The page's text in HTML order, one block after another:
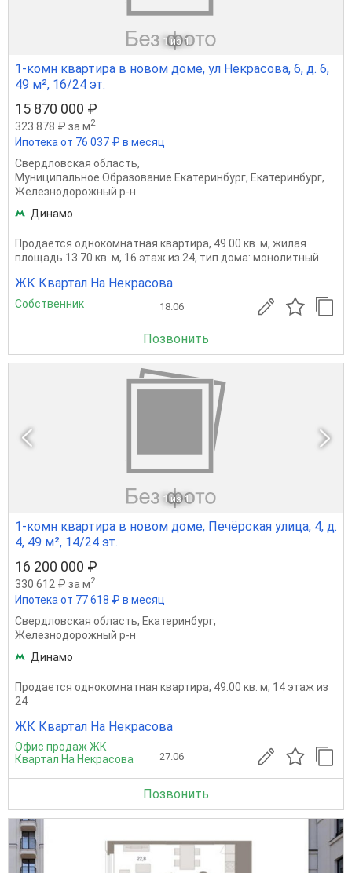
1 из 1
1-комн квартира в новом доме, ул Некрасова, 6, д. 6,
49 м², 16/24 эт.
15 870 000 ₽
323 878 ₽ за м2
Ипотека от 76 037 ₽ в месяц
Свердловская область,
Муниципальное Образование Екатеринбург, Екатеринбург,
Железнодорожный р-н
Динамо
Продается однокомнатная квартира, 49.00 кв. м, жилая
площадь 13.70 кв. м, 16 этаж из 24, тип дома: монолитный
ЖК Квартал На Некрасова
Собственник 18.06
Позвонить
1 из 1
1-комн квартира в новом доме, Печёрская улица, 4, д.
4, 49 м², 14/24 эт.
16 200 000 ₽
330 612 ₽ за м2
Ипотека от 77 618 ₽ в месяц
Свердловская область, Екатеринбург,
Железнодорожный р-н
Динамо
Продается однокомнатная квартира, 49.00 кв. м, 14 этаж из
24
ЖК Квартал На Некрасова
Офис продаж ЖК
Квартал На Некрасова
27.06
Позвонить